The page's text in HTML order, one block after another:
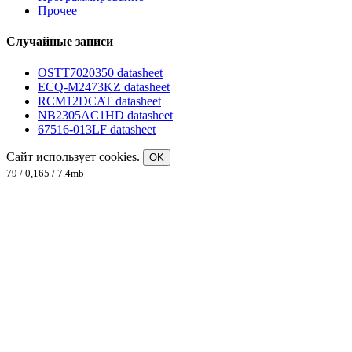
Прочее
Случайные записи
OSTT7020350 datasheet
ECQ-M2473KZ datasheet
RCM12DCAT datasheet
NB2305AC1HD datasheet
67516-013LF datasheet
Сайт использует cookies.
OK
79 / 0,165 / 7.4mb